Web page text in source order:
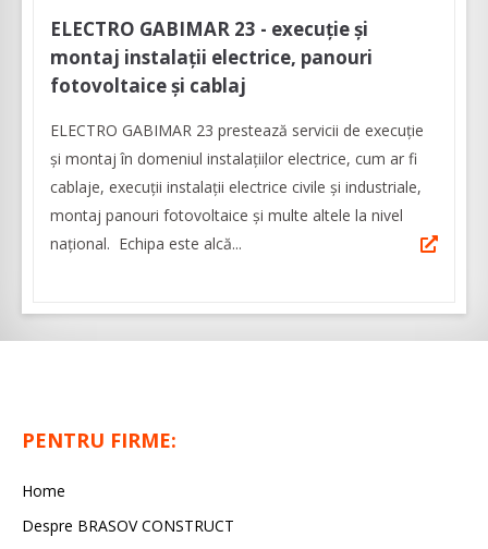
ELECTRO GABIMAR 23 - execuţie şi
montaj instalaţii electrice, panouri
fotovoltaice şi cablaj
ELECTRO GABIMAR 23 prestează servicii de execuţie
şi montaj în domeniul instalaţiilor electrice, cum ar fi
cablaje, execuţii instalaţii electrice civile şi industriale,
montaj panouri fotovoltaice şi multe altele la nivel
naţional. Echipa este alcă...
PENTRU FIRME:
Home
Despre BRASOV CONSTRUCT